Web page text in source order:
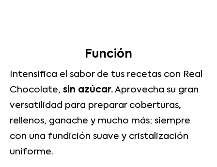
Función
Intensifica el sabor de tus recetas con Real
Chocolate, sin azúcar. Aprovecha su gran
versatilidad para preparar coberturas,
rellenos, ganache y mucho más; siempre
con una fundición suave y cristalización
uniforme.